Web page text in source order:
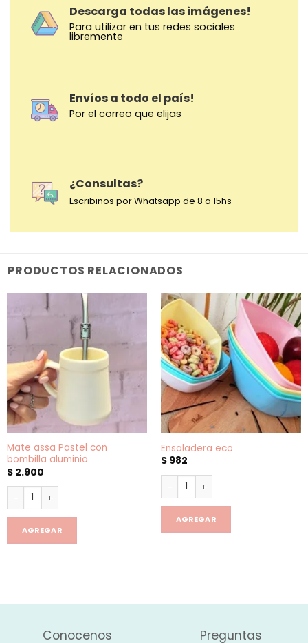
Descarga todas las imágenes!
Para utilizar en tus redes sociales
libremente
Envíos a todo el país!
Por el correo que elijas
¿Consultas?
Escribinos por Whatsapp de 8 a 15hs
PRODUCTOS RELACIONADOS
Mate assa Pastel con
bombilla aluminio
$2.900
Mate assa Pastel con bombilla aluminio cantidad
AGREGAR
Ensaladera eco
$982
Ensaladera eco cantidad
AGREGAR
Conocenos Preguntas